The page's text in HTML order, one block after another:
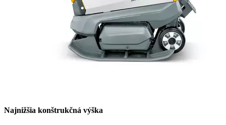
Najnižšia konštrukčná výška